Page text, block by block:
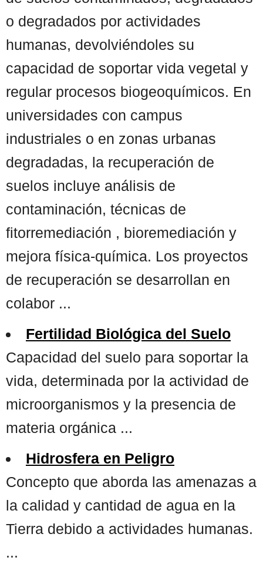
o degradados por actividades
humanas, devolviéndoles su
capacidad de soportar vida vegetal y
regular procesos biogeoquímicos. En
universidades con campus
industriales o en zonas urbanas
degradadas, la recuperación de
suelos incluye análisis de
contaminación, técnicas de
fitorremediación , bioremediación y
mejora física-química. Los proyectos
de recuperación se desarrollan en
colabor ...
Fertilidad Biológica del Suelo
Capacidad del suelo para soportar la
vida, determinada por la actividad de
microorganismos y la presencia de
materia orgánica ...
Hidrosfera en Peligro
Concepto que aborda las amenazas a
la calidad y cantidad de agua en la
Tierra debido a actividades humanas.
...